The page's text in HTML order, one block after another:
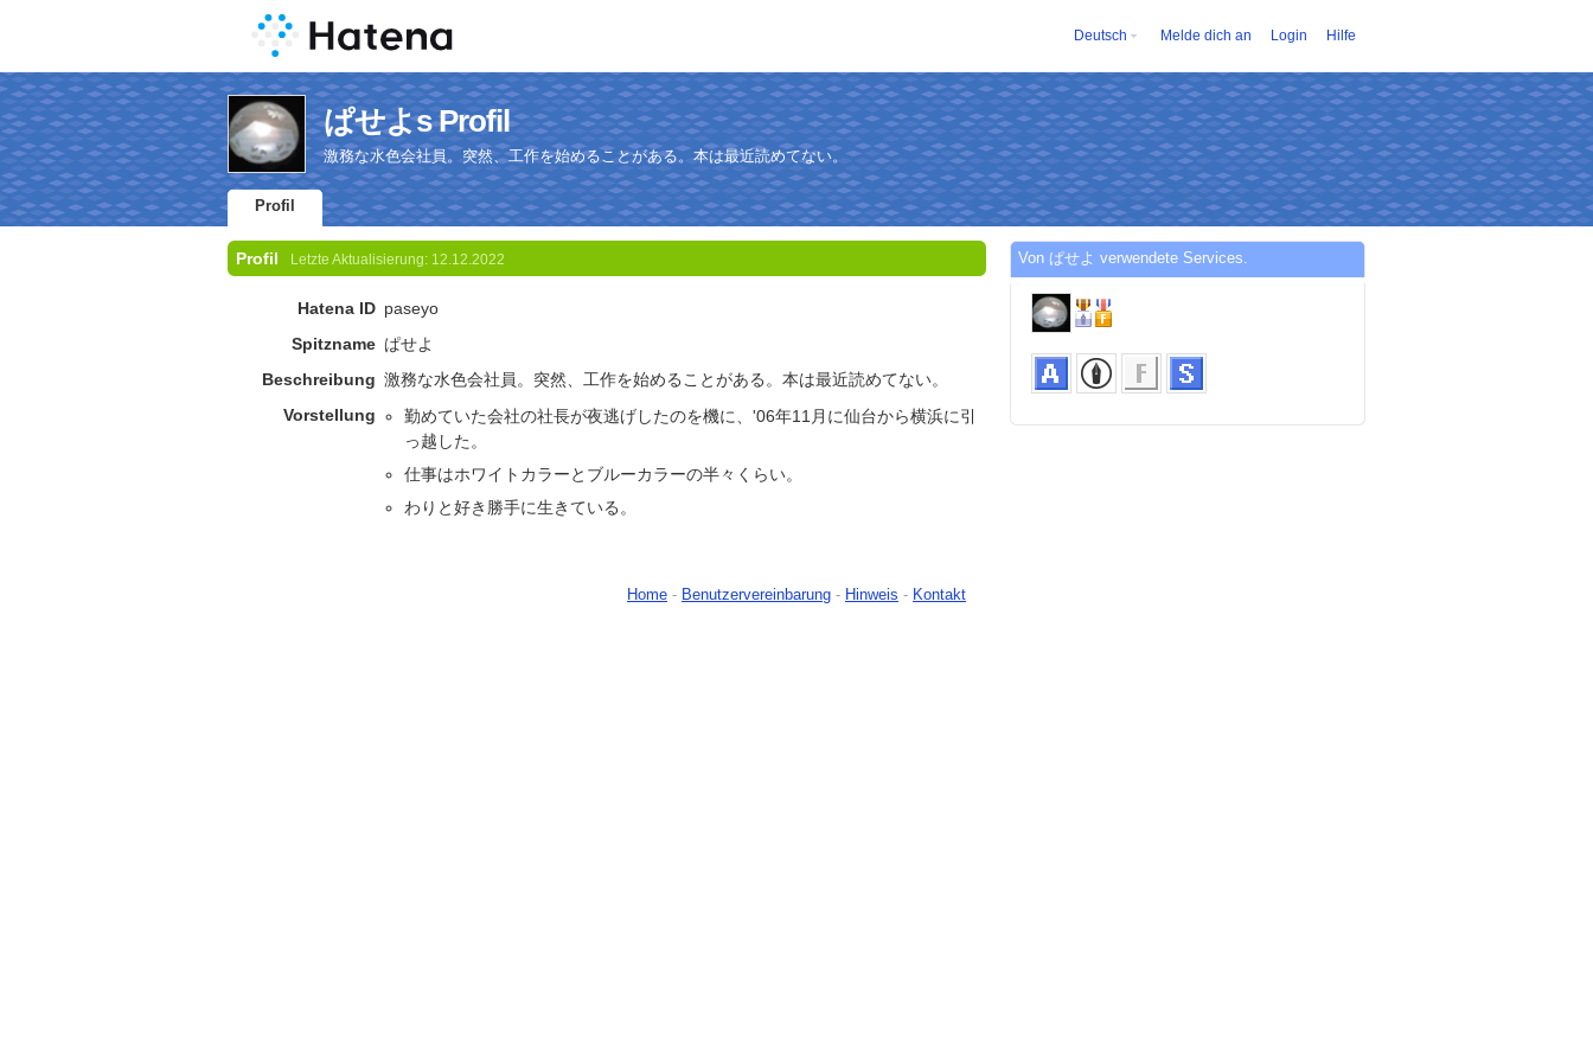
Deutsch Melde dich an Login Hilfe
ぱせよs Profil
激務な水色会社員。突然、工作を始めることがある。本は最近読めてない。
Profil
Profil Letzte Aktualisierung: 12.12.2022
Hatena ID paseyo
Spitzname ぱせよ
Beschreibung 激務な水色会社員。突然、工作を始めることがある。本は最近読めてない。
Vorstellung
勤めていた会社の社長が夜逃げしたのを機に、'06年11月に仙台から横浜に引
っ越した。
仕事はホワイトカラーとブルーカラーの半々くらい。
わりと好き勝手に生きている。
Von ぱせよ verwendete Services.
Home - Benutzervereinbarung - Hinweis - Kontakt